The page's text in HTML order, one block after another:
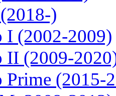
)
I (2002-2009)
II (2009-
Prime (2015-